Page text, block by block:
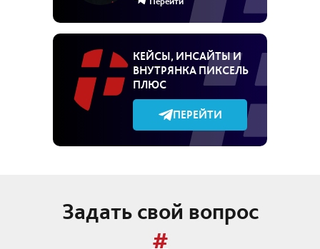
КЕЙСЫ, ИНСАЙТЫ И
ВНУТРЯНКА ПИКСЕЛЬ
ПЛЮС
ПЕРЕЙТИ
Задать свой вопрос
#